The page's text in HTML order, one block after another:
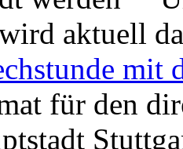
aktuell
mit
für den